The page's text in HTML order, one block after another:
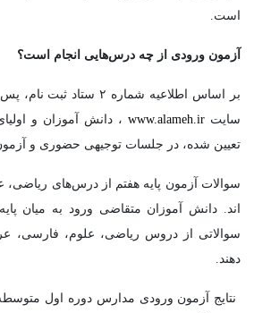
است.
آزمون ورودی از چه درس‌هایی انجام است؟
بر اساس اطلاعیه شماره ۲
سایت www.alameh.ir ، دانش آموزان و
تعیین شده، در جلسات توجیهی حضوری و
سوالات آزمون پایه هفتم از درس‌های
اند. دانش آموزان متقاضی ورود به میان
سوالاتی از دروس ریاضی، علوم، فارسی،
دهند.